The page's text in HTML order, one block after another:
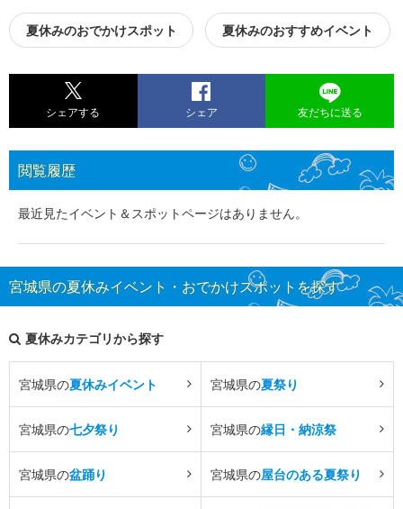
夏休みのおでかけスポット 夏休みのおすすめイベント
シェアする シェア 友だちに送る
閲覧履歴
最近見たイベント＆スポットページはありません。
宮城県の夏休みイベント・おでかけスポットを探す
夏休みカテゴリから探す
宮城県の夏休みイベント 宮城県の夏祭り
宮城県の七夕祭り 宮城県の縁日・納涼祭
宮城県の盆踊り 宮城県の屋台のある夏祭り